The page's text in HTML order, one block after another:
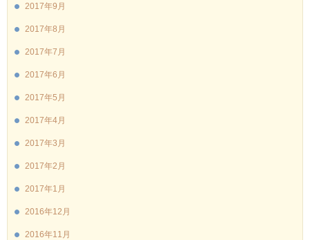
2017年9月
2017年8月
2017年7月
2017年6月
2017年5月
2017年4月
2017年3月
2017年2月
2017年1月
2016年12月
2016年11月